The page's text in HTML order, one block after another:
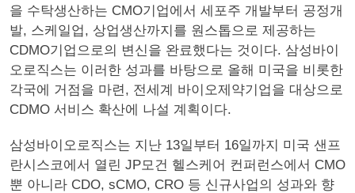
을 수탁생산하는 CMO기업에서 세포주 개발부터 공정개
발, 스케일업, 상업생산까지를 원스톱으로 제공하는
CDMO기업으로의 변신을 완료했다는 것이다. 삼성바이
오로직스는 이러한 성과를 바탕으로 올해 미국을 비롯한
각국에 거점을 마련, 전세계 바이오제약기업을 대상으로
CDMO 서비스 확산에 나설 계획이다.
삼성바이오로직스는 지난 13일부터 16일까지 미국 샌프
란시스코에서 열린 JP모건 헬스케어 컨퍼런스에서 CMO
뿐 아니라 CDO, sCMO, CRO 등 신규사업의 성과와 향